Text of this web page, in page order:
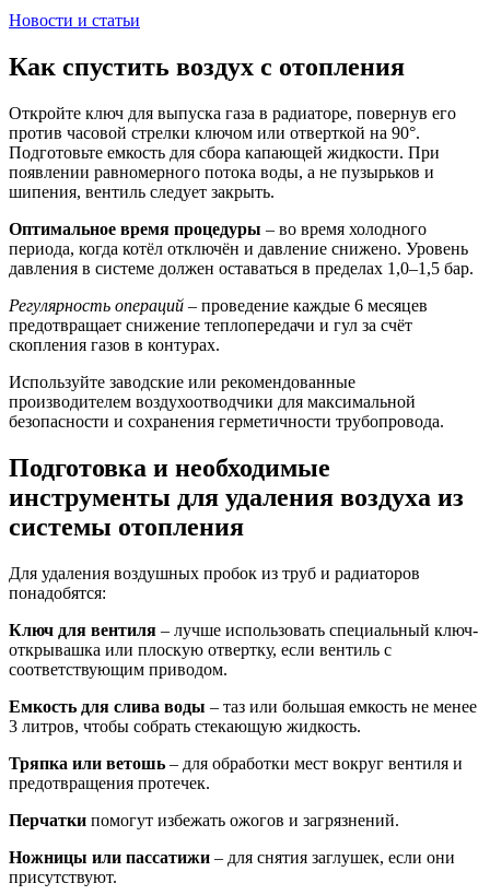
Новости и статьи
Как спустить воздух с отопления
Откройте ключ для выпуска газа в радиаторе, повернув его
против часовой стрелки ключом или отверткой на 90°.
Подготовьте емкость для сбора капающей жидкости. При
появлении равномерного потока воды, а не пузырьков и
шипения, вентиль следует закрыть.
Оптимальное время процедуры – во время холодного
периода, когда котёл отключён и давление снижено. Уровень
давления в системе должен оставаться в пределах 1,0–1,5 бар.
Регулярность операций – проведение каждые 6 месяцев
предотвращает снижение теплопередачи и гул за счёт
скопления газов в контурах.
Используйте заводские или рекомендованные
производителем воздухоотводчики для максимальной
безопасности и сохранения герметичности трубопровода.
Подготовка и необходимые
инструменты для удаления воздуха из
системы отопления
Для удаления воздушных пробок из труб и радиаторов
понадобятся:
Ключ для вентиля – лучше использовать специальный ключ-
открывашка или плоскую отвертку, если вентиль с
соответствующим приводом.
Емкость для слива воды – таз или большая емкость не менее
3 литров, чтобы собрать стекающую жидкость.
Тряпка или ветошь – для обработки мест вокруг вентиля и
предотвращения протечек.
Перчатки помогут избежать ожогов и загрязнений.
Ножницы или пассатижи – для снятия заглушек, если они
присутствуют.